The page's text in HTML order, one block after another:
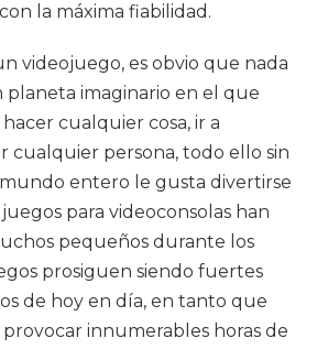
la máxima fiabilidad.
videojuego, es obvio que nada
planeta imaginario en el que
cualquier cosa, ir a
cualquier persona, todo ello sin
entero le gusta divertirse
para videoconsolas han
pequeños durante los
prosiguen siendo fuertes
de hoy en día, en tanto que
innumerables horas de